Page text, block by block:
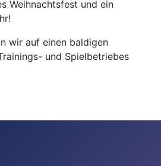
Weihnachtsfest und ein
wir auf einen baldigen
und Spielbetriebes